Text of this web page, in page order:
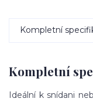
Kompletní
Kompletní
Ideální k snídani